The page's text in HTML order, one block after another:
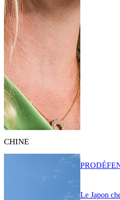
CHINE
Le Japon
PRO